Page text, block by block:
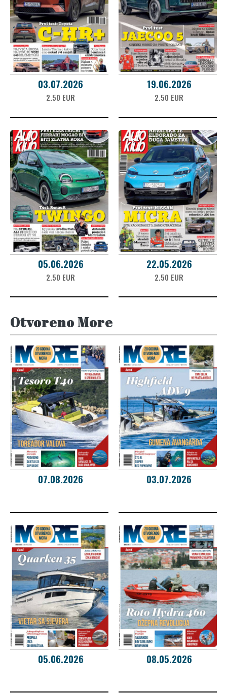
03.07.2026
2.50 EUR
19.06.2026
2.50 EUR
05.06.2026
2.50 EUR
22.05.2026
2.50 EUR
Otvoreno More
07.08.2026 03.07.2026
05.06.2026 08.05.2026